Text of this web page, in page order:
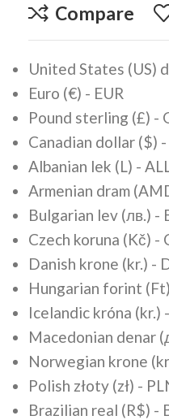
Compare
United States (US)
Euro (€) - EUR
Pound sterling (£) -
Canadian dollar ($)
Albanian lek (L) -
Armenian dram
Bulgarian lev (лв.) -
Czech koruna (Kč) -
Danish krone (kr.) -
Hungarian forint
Icelandic króna (kr.)
Macedonian denar
Norwegian krone
Polish złoty (zł) -
Brazilian real (R$) -